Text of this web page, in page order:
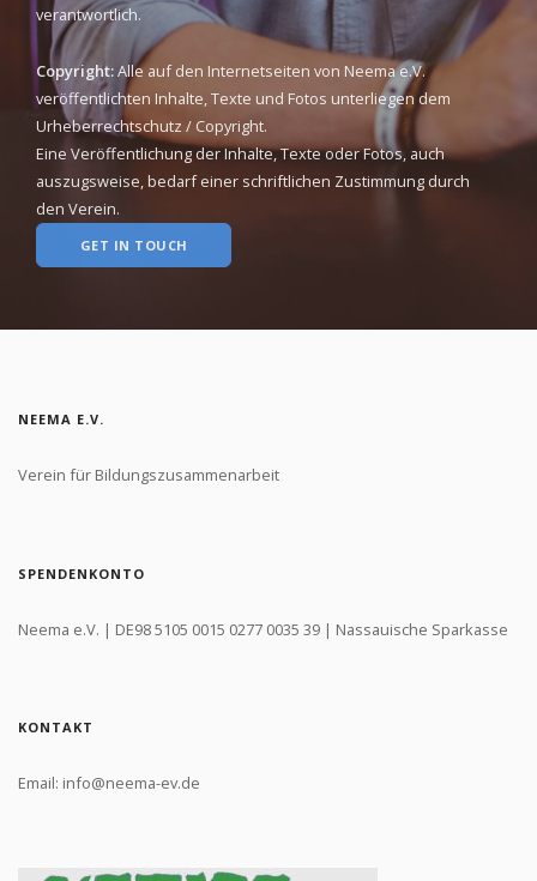
verantwortlich.
Copyright:Alle auf den Internetseiten von Neema e.V.
veröffentlichten Inhalte, Texte und Fotos unterliegen dem
Urheberrechtschutz / Copyright.
Eine Veröffentlichung der Inhalte, Texte oder Fotos, auch
auszugsweise, bedarf einer schriftlichen Zustimmung durch
den Verein.
GET IN TOUCH
NEEMA E.V.
Verein für Bildungszusammenarbeit
SPENDENKONTO
Neema e.V. | DE98 5105 0015 0277 0035 39 | Nassauische Sparkasse
KONTAKT
Email: info@neema-ev.de